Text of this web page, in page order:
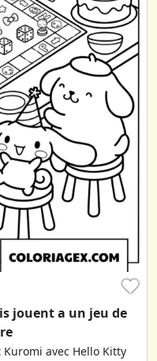
♥
jouent a un jeu de
avec Hello Kitty